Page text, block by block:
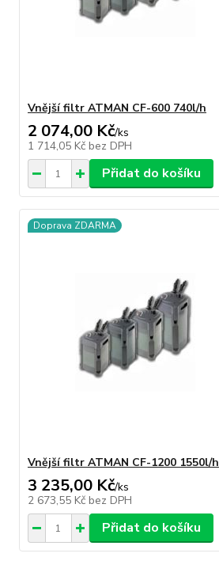
Vnější filtr ATMAN CF-600 740l/h
2 074,00 Kč/ks
1 714,05 Kč bez DPH
Přidat do košíku
Doprava ZDARMA
Vnější filtr ATMAN CF-1200 1550l/h
3 235,00 Kč/ks
2 673,55 Kč bez DPH
Přidat do košíku